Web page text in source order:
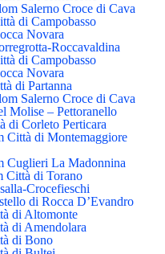
Salerno Croce di Cava
di Campobasso
Novara
Roccavaldina
di Campobasso
Novara
di Partanna
Salerno Croce di Cava
Molise – Pettoranello
di Corleto Perticara
Città di Montemaggiore
Cuglieri La Madonnina
Città di Torano
Crocefieschi
di Rocca D’Evandro
di Altomonte
di Amendolara
di Bono